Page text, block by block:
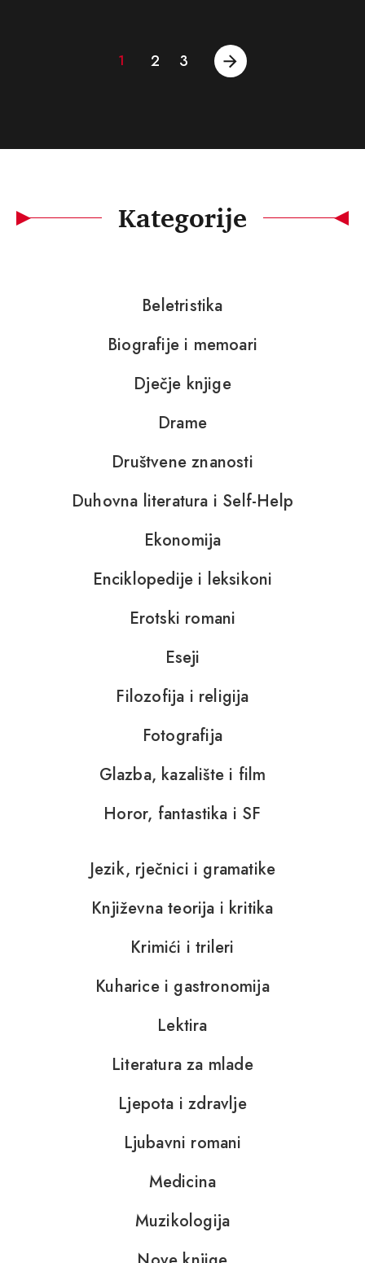
1 2 3
Kategorije
Beletristika
Biografije i memoari
Dječje knjige
Drame
Društvene znanosti
Duhovna literatura i Self-Help
Ekonomija
Enciklopedije i leksikoni
Erotski romani
Eseji
Filozofija i religija
Fotografija
Glazba, kazalište i film
Horor, fantastika i SF
Jezik, rječnici i gramatike
Književna teorija i kritika
Krimići i trileri
Kuharice i gastronomija
Lektira
Literatura za mlade
Ljepota i zdravlje
Ljubavni romani
Medicina
Muzikologija